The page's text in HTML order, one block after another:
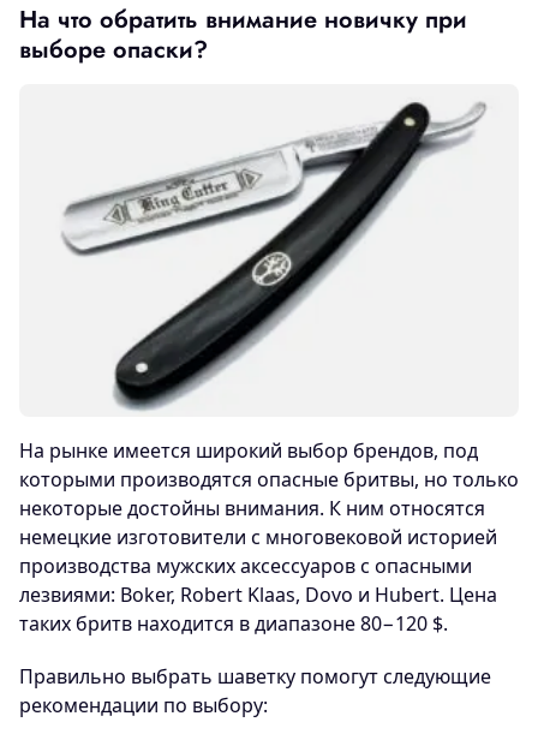
На что обратить внимание новичку при
выборе опаски?
На рынке имеется широкий выбор брендов, под
которыми производятся опасные бритвы, но только
некоторые достойны внимания. К ним относятся
немецкие изготовители с многовековой историей
производства мужских аксессуаров с опасными
лезвиями: Boker, Robert Klaas, Dovo и Hubert. Цена
таких бритв находится в диапазоне 80−120 $.
Правильно выбрать шаветку помогут следующие
рекомендации по выбору: